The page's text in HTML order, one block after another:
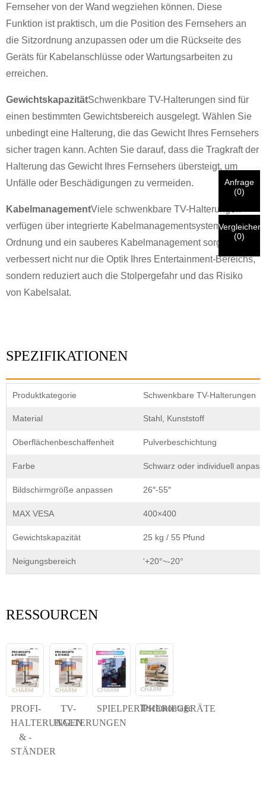
Fernseher von der Wand wegziehen können. Diese
Funktion ist praktisch, um die Position des Fernsehers an
die Sitzordnung anzupassen oder um die Rückseite des
Geräts für Kabelanschlüsse oder Wartungsarbeiten zu
erreichen.
GewichtskapazitätSchwenkbare TV-Halterungen sind für
einen bestimmten Gewichtsbereich ausgelegt. Wählen Sie
unbedingt eine Halterung, die das Gewicht Ihres Fernsehers
sicher tragen kann. Achten Sie darauf, dass die Tragkraft der
Halterung das Gewicht Ihres Fernsehers übersteigt, um
Unfälle oder Beschädigungen zu vermeiden.
KabelmanagementViele schwenkbare TV-Halterungen
verfügen über integrierte Kabelmanagementsysteme, die für
Ordnung und ein sauberes Kabelmanagement sorgen. Dies
verbessert nicht nur die Optik Ihres Entertainment-Bereichs,
sondern reduziert auch die Stolpergefahr und das Risiko
von Kabelsalat.
SPEZIFIKATIONEN
Produktkategorie Schwenkbare TV-Halterungen
Material Stahl, Kunststoff
Oberflächenbeschaffenheit Pulverbeschichtung
Farbe Schwarz oder individuell
Bildschirmgröße anpassen 26″-55″
MAX VESA 400×400
Gewichtskapazität 25 kg / 55 Pfund
Neigungsbereich '+20°~-20°
RESSOURCEN
PROFI-
HALTERUNGEN
& -
STÄNDER
TV-
HALTERUNGEN
SPIELPERIPHERIEGERÄTE
Tischmontage
WÄHLE DEINE EIGENE IDENTITÄT
Ich bin
CHARMs Kunde
Ich bin
Neuer Besucher
Adresse ein, um zu bestätigen, dass Sie tatsächlich ein
Kunde von CHARM sind.
Geh zurück Einreichen
Bitte vor dem Absenden ALLES ÜBERPRÜFEN
Informationen
sind
Falsche Informationen führen dazu, dass die
versendeten Materialien nicht zufriedenstellend
funktionieren.
Geh zurück Einreichen
werdenVERIFIZIERENIhre eingereichten
Informationen zur Authentifizierung und Autorisierung.
Nach erfolgter Identitätsprüfung erhalten Sie eine E-Mail-
Benachrichtigung.
Anfrage
(0)
Vergleichen
(0)